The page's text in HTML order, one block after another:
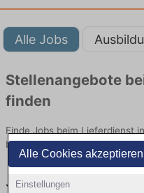
Alle Cookies akzeptieren
Einstellungen
Alle Jobs
Stellenangebote
finden
Finde Jobs beim Lieferdienst
bewerben!
Jobs beim